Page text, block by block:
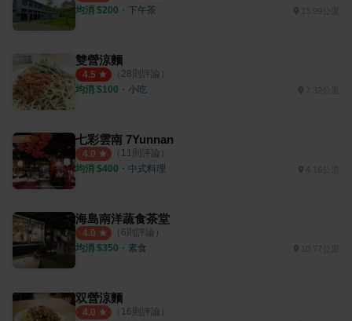
均消 $200 ・ 下午茶
雙營涼麵
4.5 （ 28則評論）
均消 $100 ・ 小吃
七彩雲南 7Yunnan
4.0 （ 11則評論）
均消 $400 ・ 中式料理 4.16公里
海島南洋蔬食茶堂
4.0 （ 6則評論）
均消 $350 ・ 素食
双營涼麵
4.0 （ 16則評論）